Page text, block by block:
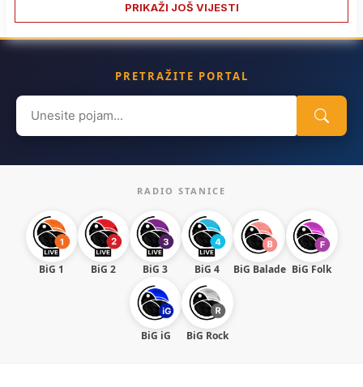
PRIKAŽI JOŠ VIJESTI
PRETRAŽITE PORTAL
Search
for:
RADIO STANICE
BiG 1 BiG 2 BiG 3 BiG 4 BiG Balade BiG Folk
BiG iG BiG Rock